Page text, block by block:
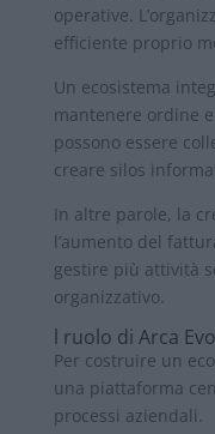
operative.
efficiente proprio
Un ecosistema
mantenere ordine
possono essere
creare silos
In altre parole, la
l’aumento del
gestire più attività
organizzativo.
l ruolo di Arca
Per costruire un
una piattaforma
processi aziendali.